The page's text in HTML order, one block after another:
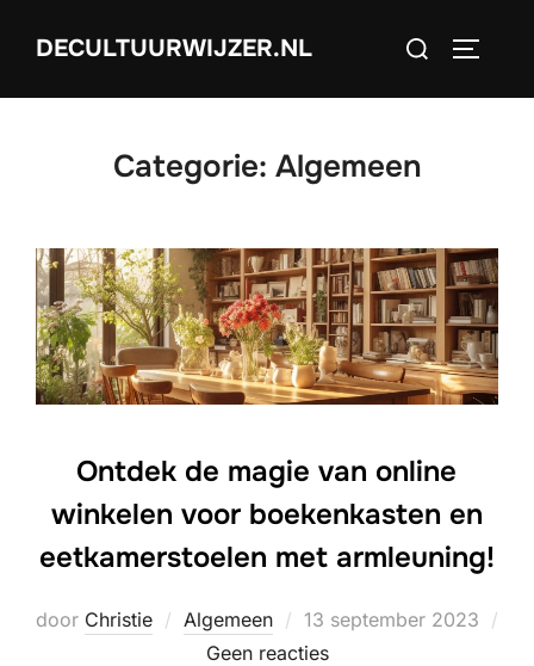
DECULTUURWIJZER.NL
Zoek
Categorie: Algemeen
Ontdek de magie van online
winkelen voor boekenkasten en
eetkamerstoelen met armleuning!
door Christie Algemeen
Geplaatst
op
13 september 2023
Geen reacties